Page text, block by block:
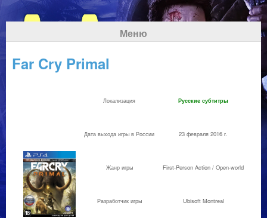
Меню
Far Cry Primal
Локализация Русские субтитры
Дата выхода игры в России 23 февраля 2016 г.
Жанр игры First-Person Action / Open-world
Разработчик игры Ubisoft Montreal